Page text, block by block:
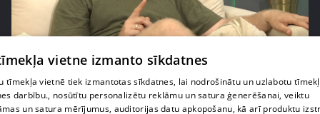
Uģa Kuģa padoms gudriem vīriem – ļaujiet sievām
restartēties
10. epizode
vietne izmanto sīkdatnes
tīmekļa vietnē tiek izmantotas sīkdatnes, lai nodrošinātu un uzlabotu
darbību., nosūtītu personalizētu reklāmu un satura ģenerēšanai, veiktu
un satura mērījumus, auditorijas datu apkopošanu, kā arī produktu